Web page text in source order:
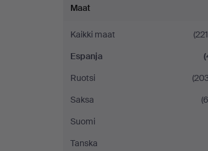
Maat
Kaikki maat
Espanja
Ruotsi
Saksa
Suomi
Tanska